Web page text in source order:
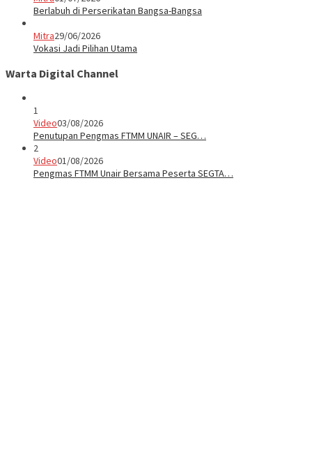
Berlabuh di Perserikatan Bangsa-Bangsa
Mitra29/06/2026
Vokasi Jadi Pilihan Utama
Warta Digital Channel
1
Video03/08/2026
Penutupan Pengmas FTMM UNAIR – SEG…
2
Video01/08/2026
Pengmas FTMM Unair Bersama Peserta SEGTA…